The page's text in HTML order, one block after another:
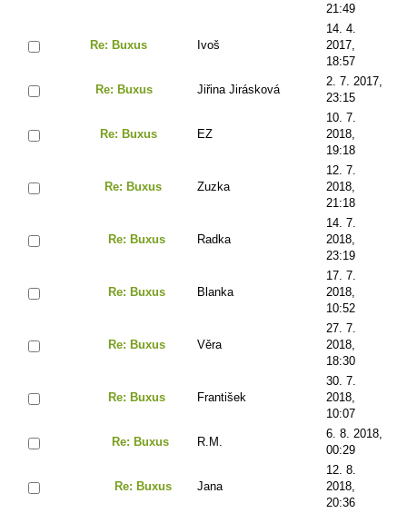
21:49
Re: Buxus Ivoš
14. 4.
2017,
18:57
Re: Buxus Jiřina Jirásková
2. 7. 2017,
23:15
Re: Buxus EZ
10. 7.
2018,
19:18
Re: Buxus Zuzka
12. 7.
2018,
21:18
Re: Buxus Radka
14. 7.
2018,
23:19
Re: Buxus Blanka
17. 7.
2018,
10:52
Re: Buxus Věra
27. 7.
2018,
18:30
Re: Buxus František
30. 7.
2018,
10:07
Re: Buxus R.M.
6. 8. 2018,
00:29
Re: Buxus Jana
12. 8.
2018,
20:36